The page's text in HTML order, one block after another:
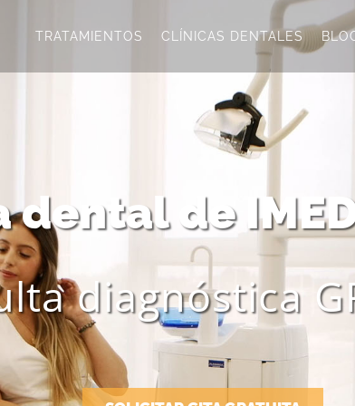
TRATAMIENTOS CLÍNICAS DENTALES
dental de
diagnóstica